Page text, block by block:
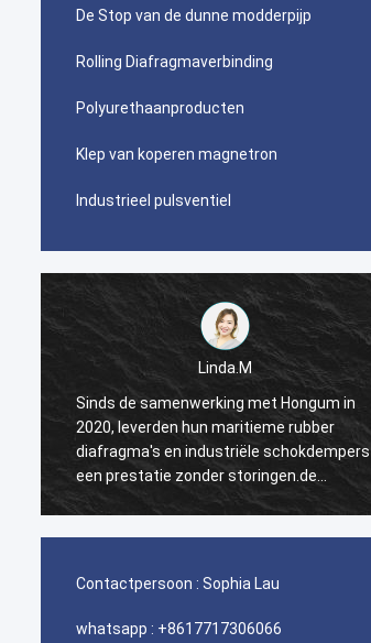
De Stop van de dunne modderpijp
Rolling Diafragmaverbinding
Polyurethaanproducten
Klep van koperen magnetron
Industrieel pulsventiel
Linda.M
Sinds de samenwerking met Hongum in
2020, leverden hun maritieme rubber
diafragma's en industriële schokdempers
een prestatie zonder storingen.de
ononderbroken werking van onze
Contactpersoon : Sophia Lau
whatsapp : +8617717306066